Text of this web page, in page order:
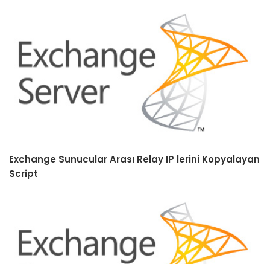
Exchange Sunucular Arası Relay IP lerini Kopyalayan
Script